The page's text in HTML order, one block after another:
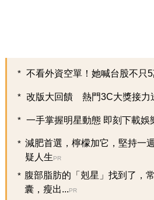
不看外資空單！她喊台股不只
改版大回饋 熱門3C大獎接力
一手掌握明星動態 即刻下載娛
減肥首選，檸檬加它，堅持一
疑人生PR
腹部脂肪的「剋星」找到了，
囊，瘦出...PR